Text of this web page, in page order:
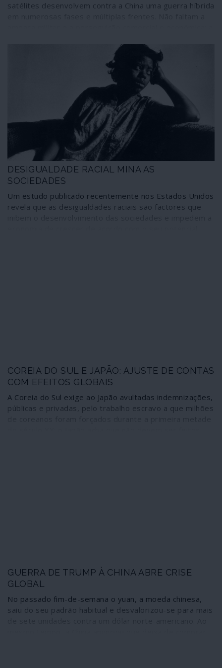
satélites desenvolvem contra a China uma guerra híbrida
presente. No quadro geral, porém, emerge a acção
desenvolvida contra a soberania chinesa em Hong Kong
e em relação à qual os mentores não mostram limites na
utilização de tácticas extremamente perigosas.
DESIGUALDADE RACIAL MINA AS
SOCIEDADES
Um estudo publicado recentemente nos Estados Unidos
revela que as desigualdades raciais são factores que
COREIA DO SUL E JAPÃO: AJUSTE DE CONTAS
COM EFEITOS GLOBAIS
A Coreia do Sul exige ao Japão avultadas indemnizações,
públicas e privadas, pelo trabalho escravo a que milhões
GUERRA DE TRUMP À CHINA ABRE CRISE
GLOBAL
No passado fim-de-semana o yuan, a moeda chinesa,
saiu do seu padrão habitual e desvalorizou-se para mais